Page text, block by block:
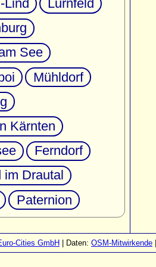
Lind
Lurnfeld
See
Mühldorf
Kärnten
Ferndorf
im Drautal
Paternion
Cities GmbH | Daten: OSM-Mitwirkende